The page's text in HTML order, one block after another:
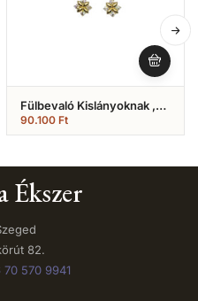
Fülbevaló Kislányoknak ,
Virágos Fehér Köves
(Nr.26)
90.100 Ft
Ékszer
82.
70 570 9941